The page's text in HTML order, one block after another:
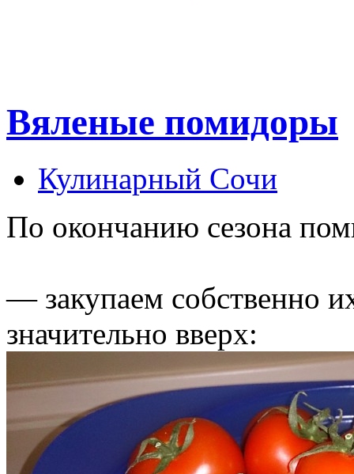
Вяленые помидоры
Кулинарный Сочи
По окончанию сезона
— закупаем собственно
значительно вверх: